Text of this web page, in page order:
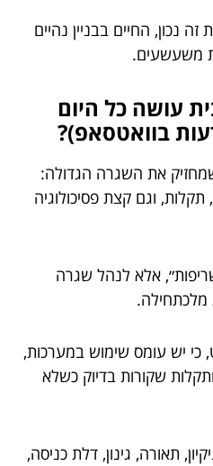
נכון, החיים בבניין נהיים
משעשעים.
עושה כל היום
בוואטסאפ)?
את השגרה הגדולה:
תקלות, וגם קצת פסיכולוגיה
אלא לנהל שגרה
מלכתחילה.
כי יש עומס שימוש במערכות,
שקורות בדיוק כשלא
תאורה, גינון, דלת כניסה,